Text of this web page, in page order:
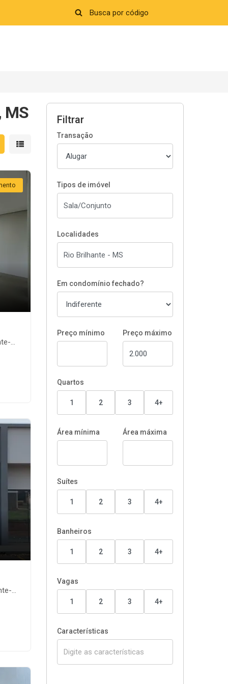
MS
resultados em grade
Mostrar resultados em lista
Filtrar
Transação
Tipos de imóvel
Localidades
Em condomínio fechado?
Preço mínimo Preço máximo
Quartos
1 2 3 4+
Área mínima Área máxima
Suítes
1 2 3 4+
Banheiros
1 2 3 4+
Vagas
1 2 3 4+
Características